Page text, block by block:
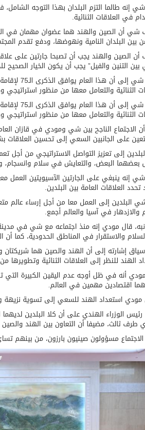
المرأة العربية للشباب» بمشاركة 10 دول
إنه طالما التزم البلدان بهذا التوجه
في العلاقات الثنائية.
شي أن الصين والهند هما عضوان مهمان في
بين البلدان النامية ونهوضها، ودفع تقدم
أن الصين والهند يجب أن تصبحا جارتين على
بين التنين والفيل” يجب أن يكون الخيار الصحيح
وأشار
الثنائية والتعامل معها من منظور استراتيجي
وأشار
الثنائية والتعامل معها من منظور استراتيجي
الاجتماع الناجح بين شي ومودي في قازان
على الجانبين السعي إلى تحسين العلاقات
إلى تعزيز التواصل الاستراتيجي من أجل
بعضهما البعض، والتعايش في سلام وانسجام،
إنه ينبغي على الجارتين الآسيويتين العمل
تحدد العلاقات العامة بين البلدين.
البلدين إلى العمل معا من أجل إرساء عالم
والازدهار في آسيا والعالم أجمع.
قال مودي إنه منذ اجتماعه مع شي في مدينة
والاستقرار في المناطق الحدودية، كما أن
إشارته إلى أن الهند والصين هما شريكتان
الهند للنظر إلى العلاقات الثنائية وتطويرها
أنه في ظل أوجه عدم اليقين الكبيرة التي
اقتصادين مهمين في العالم.
مودي استعداد الهند للسعي إلى تسوية نزيهة
الوزراء الهندي على أن كلا البلدين
طرف ثالث، مضيفا أن التعاون بين الهند
مسؤولون صينيون بارزون، من بينهم